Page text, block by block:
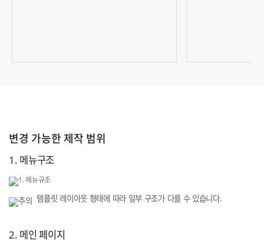
변경 가능한 제작 범위
1. 메뉴구조
템플릿 레이아웃 형태에 따라 일부 구조가 다를 수 있습니다.
2. 메인 페이지